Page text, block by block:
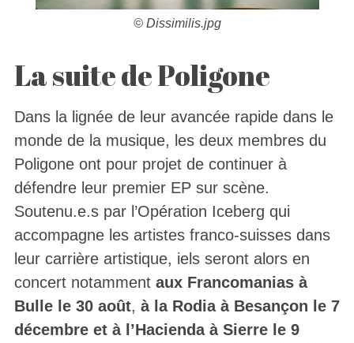
© Dissimilis.jpg
La suite de Poligone
Dans la lignée de leur avancée rapide dans le
monde de la musique, les deux membres du
Poligone ont pour projet de continuer à
défendre leur premier EP sur scène.
Soutenu.e.s par l’Opération Iceberg qui
accompagne les artistes franco-suisses dans
leur carrière artistique, iels seront alors en
concert notamment aux Francomanias à
Bulle le 30 août, à la Rodia à Besançon le 7
décembre et à l’Hacienda à Sierre le 9